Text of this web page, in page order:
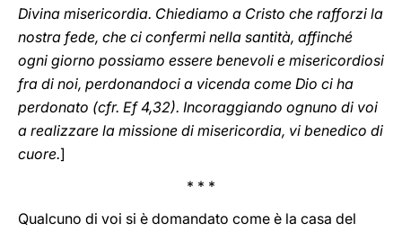
Divina misericordia. Chiediamo a Cristo che rafforzi la
nostra fede, che ci confermi nella santità, affinché
ogni giorno possiamo essere benevoli e misericordiosi
fra di noi, perdonandoci a vicenda come Dio ci ha
perdonato (cfr. Ef 4,32). Incoraggiando ognuno di voi
a realizzare la missione di misericordia, vi benedico di
cuore.]
* * *
Qualcuno di voi si è domandato come è la casa del